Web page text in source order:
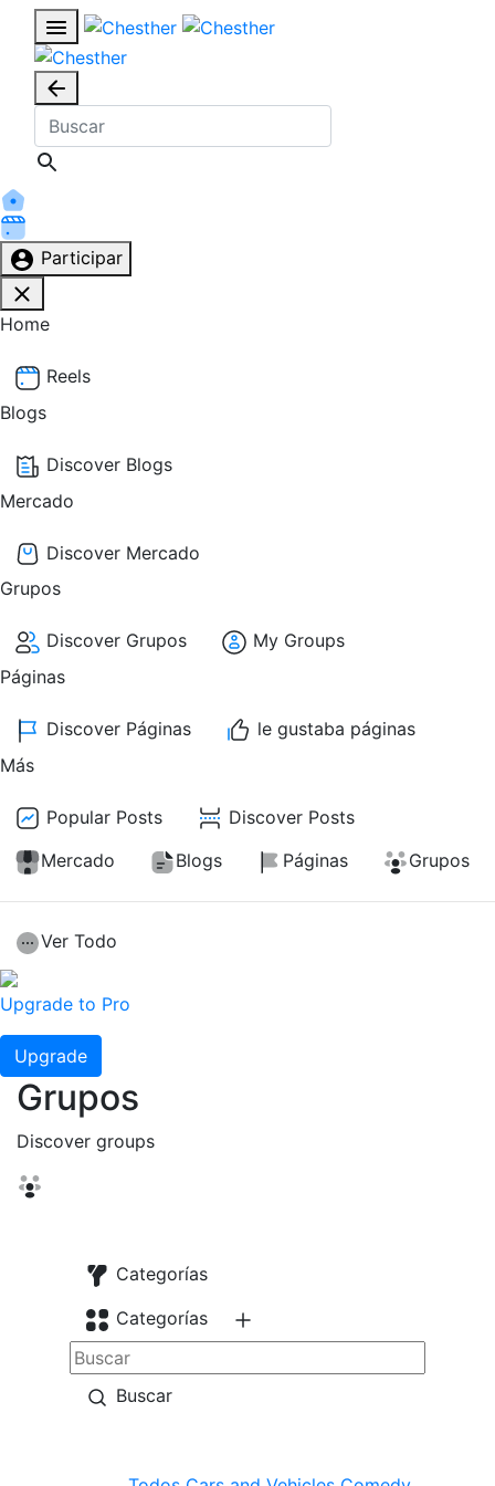
Participar
Home
Reels
Blogs
Discover Blogs
Mercado
Discover Mercado
Grupos
Discover Grupos
My Groups
Páginas
Discover Páginas
le gustaba páginas
Más
Popular Posts
Discover Posts
Mercado
Blogs Páginas Grupos
Ver Todo
Upgrade to Pro
Upgrade
Grupos
Discover groups
Categorías
Categorías
Buscar